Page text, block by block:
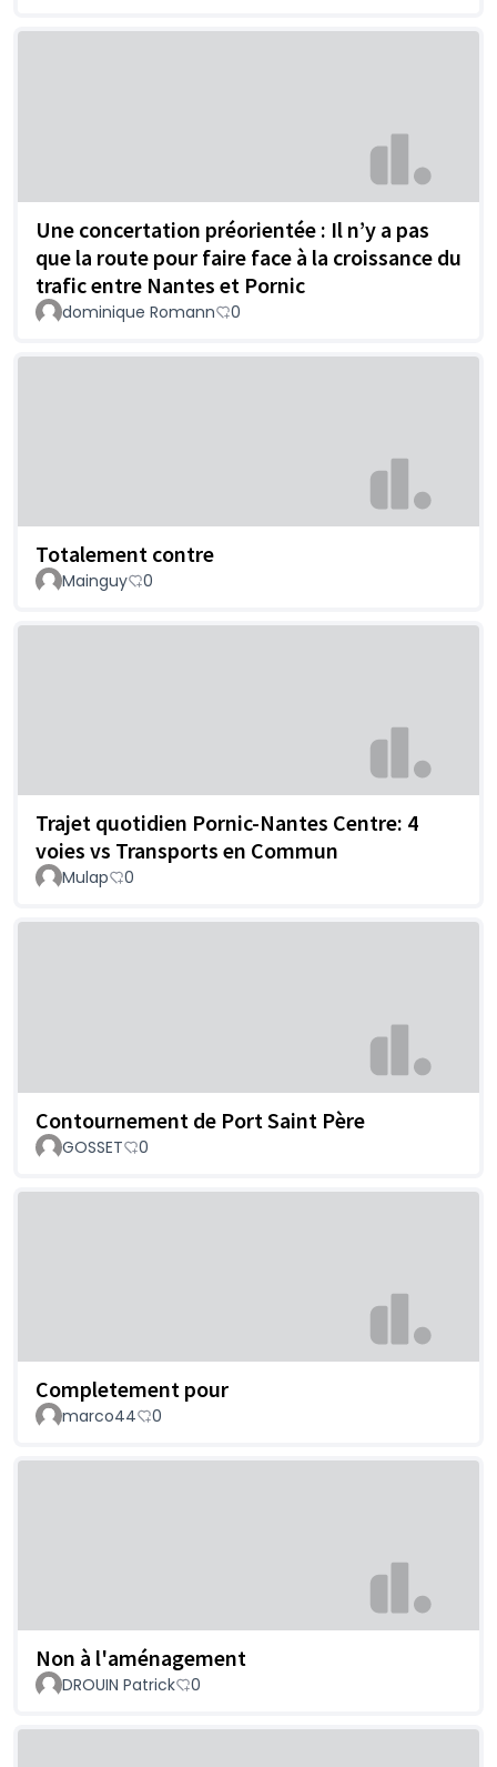
Une concertation préorientée : Il n’y a pas
que la route pour faire face à la croissance du
trafic entre Nantes et Pornic
dominique Romann 0
Totalement contre
Mainguy 0
Trajet quotidien Pornic-Nantes Centre: 4
voies vs Transports en Commun
Mulap 0
Contournement de Port Saint Père
GOSSET 0
Completement pour
marco44 0
Non à l'aménagement
DROUIN Patrick 0